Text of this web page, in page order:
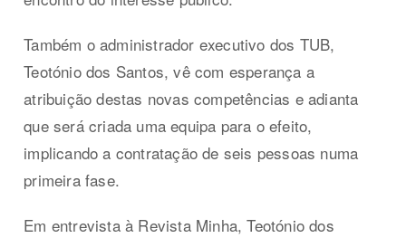
Também o administrador executivo dos TUB,
Teotónio dos Santos, vê com esperança a
atribuição destas novas competências e adianta
que será criada uma equipa para o efeito,
implicando a contratação de seis pessoas numa
primeira fase.
Em entrevista à Revista Minha, Teotónio dos